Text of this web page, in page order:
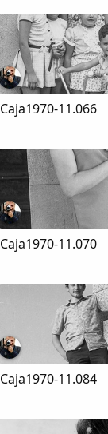
Caja1970-11.066
Caja1970-11.070
Caja1970-11.084